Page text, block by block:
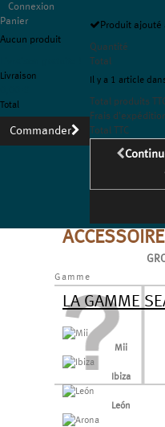
Connexion
Panier
Aucun produit
Livraison
Total
Commander
Produit ajouté
Quantité
Total
Il y a 1 article
Total produits
Frais
Total TTC
Gamme
LA GAMME
Mii
Ibiza
León